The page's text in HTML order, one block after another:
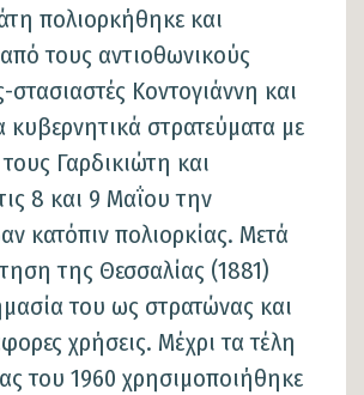
πολιορκήθηκε και
τους αντιοθωνικούς
στασιαστές Κοντογιάννη και
κυβερνητικά στρατεύματα με
Γαρδικιώτη και
8 και 9 Mαΐου την
κατόπιν πολιορκίας. Μετά
της Θεσσαλίας (1881)
του ως στρατώνας και
χρήσεις. Μέχρι τα τέλη
του 1960 χρησιμοποιήθηκε